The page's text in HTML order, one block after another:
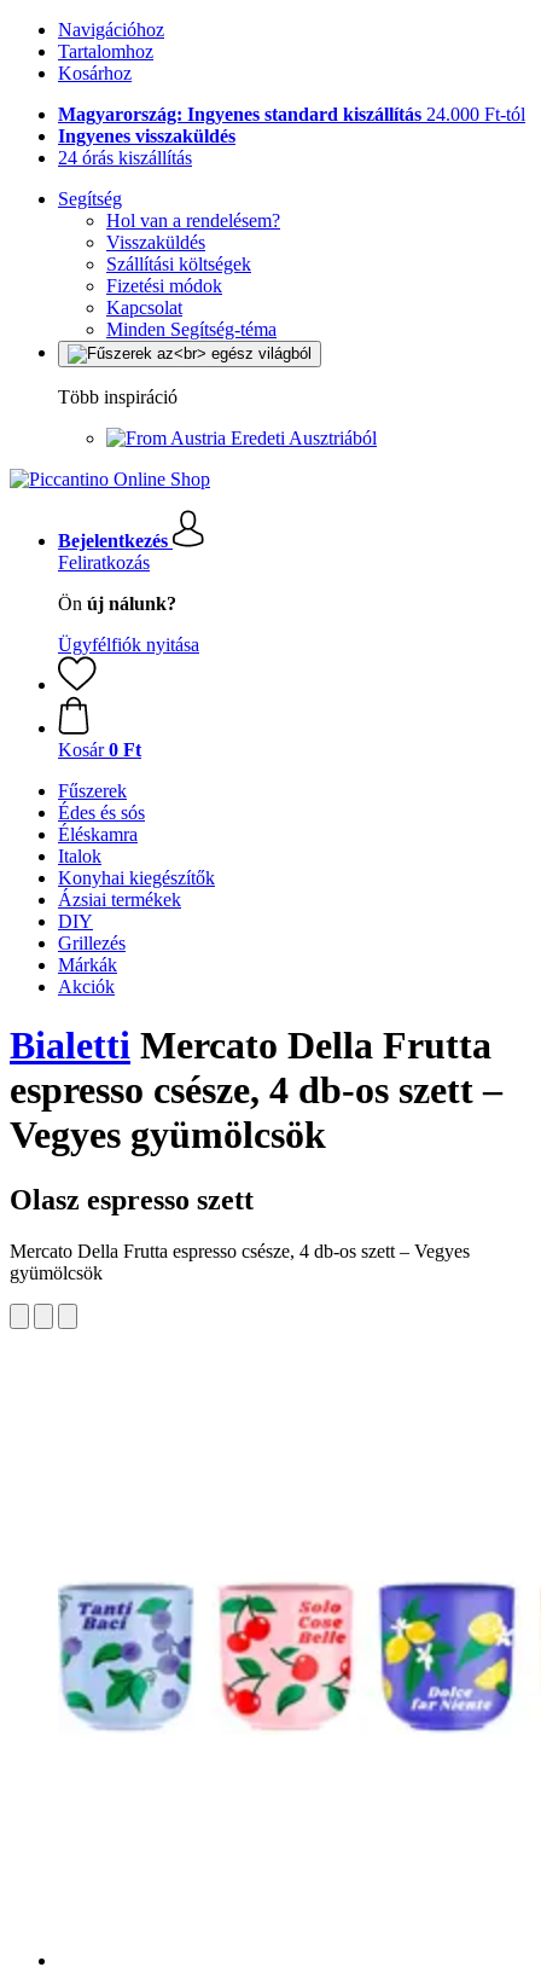
Navigációhoz
Tartalomhoz
Kosárhoz
Magyarország: Ingyenes standard kiszállítás 24.000 Ft-tól
Ingyenes visszaküldés
24 órás kiszállítás
Segítség
Hol van a rendelésem?
Visszaküldés
Szállítási költségek
Fizetési módok
Kapcsolat
Minden Segítség-téma
Több inspiráció
Eredeti Ausztriából
Bejelentkezés
Feliratkozás
Ön új nálunk?
Ügyfélfiók nyitása
Kosár 0 Ft
Fűszerek
Édes és sós
Éléskamra
Italok
Konyhai kiegészítők
Ázsiai termékek
DIY
Grillezés
Márkák
Akciók
Bialetti Mercato Della Frutta
espresso csésze, 4 db-os szett –
Vegyes gyümölcsök
Olasz espresso szett
Mercato Della Frutta espresso csésze, 4 db-os szett – Vegyes
gyümölcsök